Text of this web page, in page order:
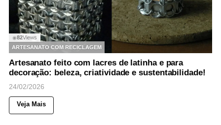
◉82Views
ARTESANATO COM RECICLAGEM
Artesanato feito com lacres de latinha e para
decoração: beleza, criatividade e sustentabilidade!
24/02/2026
Veja Mais